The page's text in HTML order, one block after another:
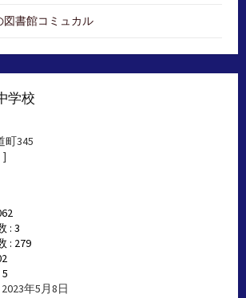
図書館コミュカル
学校
町345
]
: 3
: 279
年5月8日